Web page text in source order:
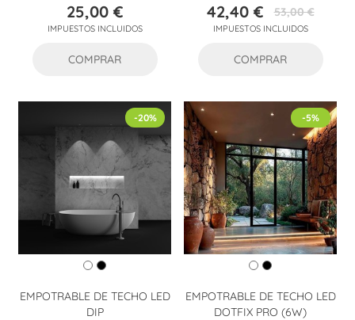
Precio
25,00 €
IMPUESTOS INCLUIDOS
COMPRAR
Precio
42,40 €Precio
base
53,00 €
IMPUESTOS INCLUIDOS
COMPRAR
EMPOTRABLE DE TECHO LED
DIP
-20%
EMPOTRABLE DE TECHO LED
DOTFIX PRO (6W)
-5%